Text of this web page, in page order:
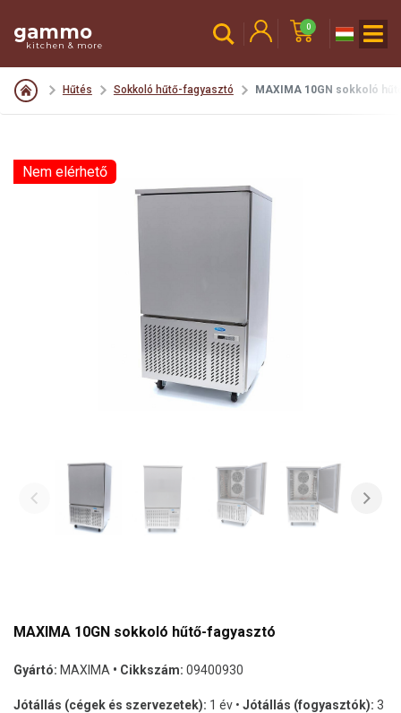
gammo
kitchen & more
0
Hűtés Sokkoló hűtő-fagyasztó MAXIMA 10GN sokkoló
Nem elérhető
MAXIMA 10GN sokkoló hűtő-fagyasztó
Gyártó: MAXIMA • Cikkszám: 09400930
Jótállás (cégek és szervezetek): 1 év • Jótállás (fogyasztók): 3